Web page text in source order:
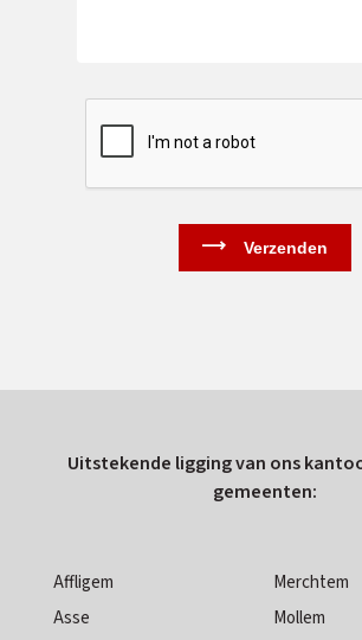
Uitstekende ligging van ons
gemeenten:
Affligem
Asse
Merchtem
Mollem